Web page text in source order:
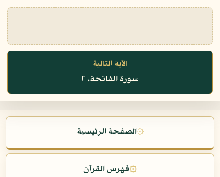
الآية التالية
سورة الفاتحة، ٢
۞الصفحة الرئيسية
۞فهرس القرآن